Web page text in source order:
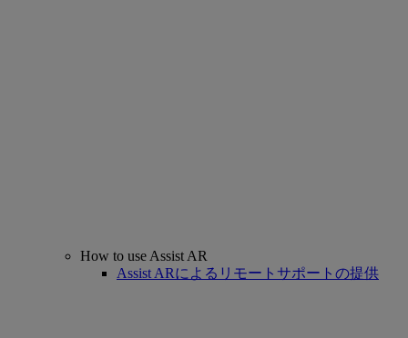
How to use Assist AR
Assist ARによるリモートサポートの提供